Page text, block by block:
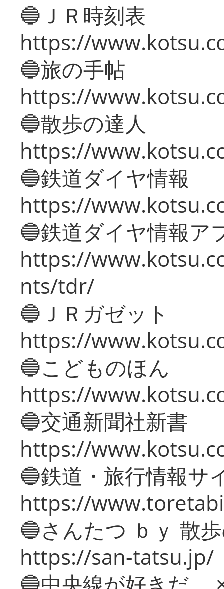
🔵ＪＲ時刻表
https://
🔵旅の手帖
https://
🔵散歩の達人
https://
🔵鉄道ダイヤ情報
https://
🔵鉄道ダイヤ情報ア
https://
nts/tdr/
🔵ＪＲガゼット
https://
🔵こどものほん
https://
🔵交通新聞社新書
https://
🔵鉄道・旅行情報サ
https://
🔵さんたつ ｂｙ 散
https://san-tatsu.jp/